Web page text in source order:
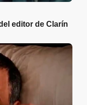
editor de Clarín